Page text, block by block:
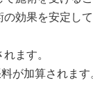
効果を安定し
ます。
が加算されます